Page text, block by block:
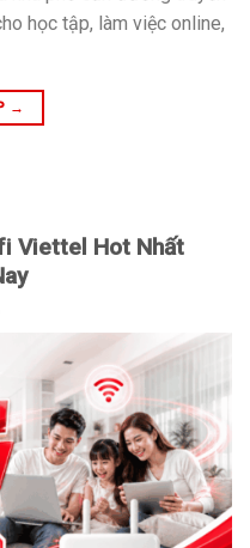
học tập, làm việc online,
→
Viettel Hot Nhất